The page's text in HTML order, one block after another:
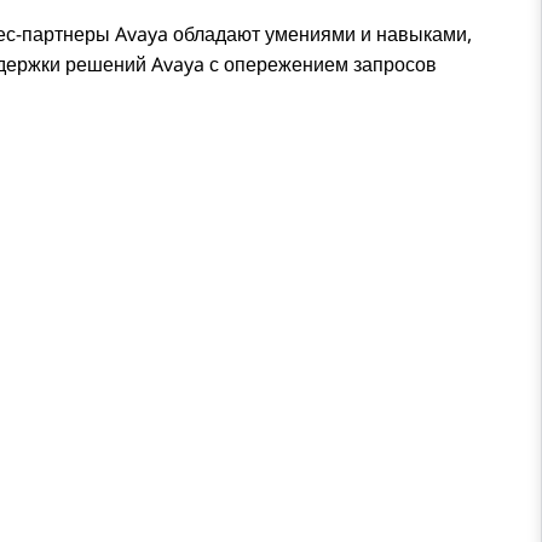
партнеры Avaya обладают умениями и навыками,
решений Avaya с опережением запросов